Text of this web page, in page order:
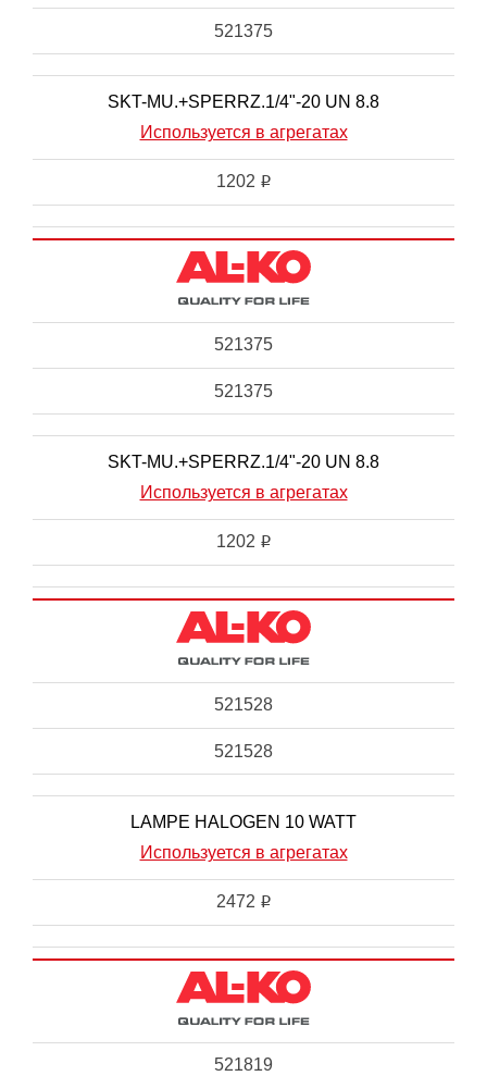
521375
SKT-MU.+SPERRZ.1/4"-20 UN 8.8
Используется в агрегатах
1202 i
521375
521375
SKT-MU.+SPERRZ.1/4"-20 UN 8.8
Используется в агрегатах
1202 i
521528
521528
LAMPE HALOGEN 10 WATT
Используется в агрегатах
2472 i
521819